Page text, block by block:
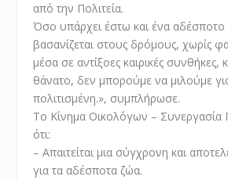
από την Πολιτεία.
Όσο υπάρχει έστω και ένα
βασανίζεται στους δρόμους, χωρίς
μέσα σε αντίξοες καιρικές συνθήκες,
θάνατο, δεν μπορούμε να μιλούμε
πολιτισμένη.», συμπλήρωσε.
Το Κίνημα Οικολόγων – Συνεργασία
ότι:
– Απαιτείται μια σύγχρονη και
για τα αδέσποτα ζώα.